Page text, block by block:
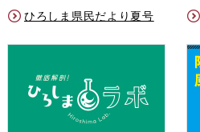
ひろしま県民だより夏号